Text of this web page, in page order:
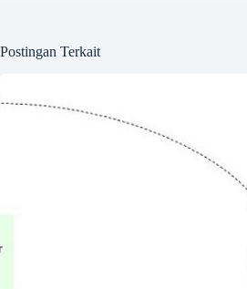
Postingan Terkait